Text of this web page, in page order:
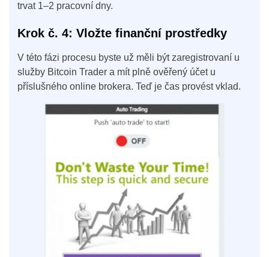
trvat 1–2 pracovní dny.
Krok č. 4: Vložte finanční prostředky
V této fázi procesu byste už měli být zaregistrovaní u
služby Bitcoin Trader a mít plně ověřený účet u
příslušného online brokera. Teď je čas provést vklad.